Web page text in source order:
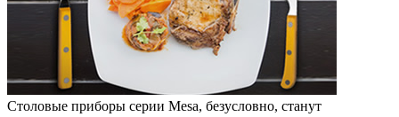
Столовые приборы серии Mesa, безусловно, станут